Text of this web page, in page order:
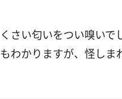
くさい匂いをつい嗅いで
もわかりますが、怪しま